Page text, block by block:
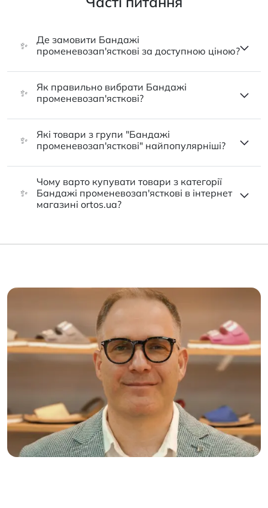
✨
Де замовити Бандажі
променевозап'ясткові за доступною ціною?
✨
Як правильно вибрати Бандажі
променевозап'ясткові?
✨
Які товари з групи "Бандажі
променевозап'ясткові" найпопулярніші?
✨
Чому варто купувати товари з категорії
Бандажі променевозап'ясткові в інтернет
магазині ortos.ua?